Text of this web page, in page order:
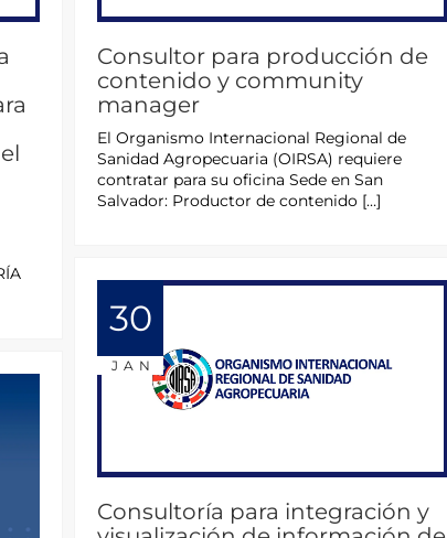
Consultor para producción de
contenido y community
manager
El Organismo Internacional Regional de
Sanidad Agropecuaria (OIRSA) requiere
contratar para su oficina Sede en San
Salvador: Productor de contenido […]
30
JAN
Consultoría para integración y